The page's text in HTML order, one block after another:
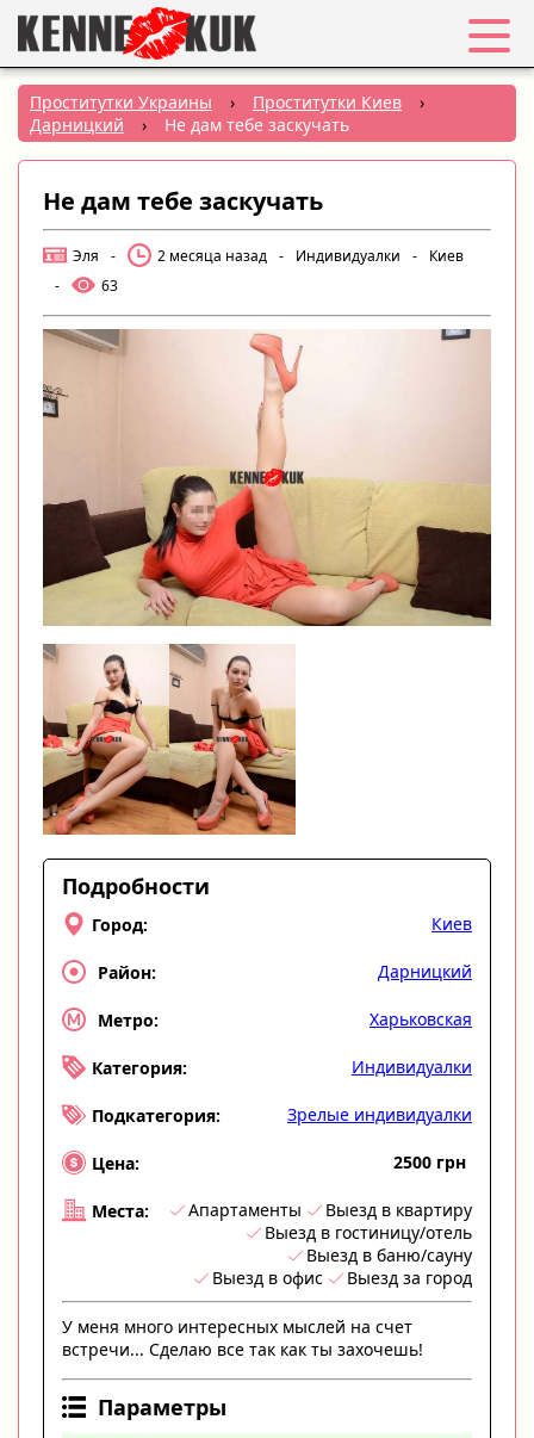
Избранное
Вход
Регистрация
Города:
РУС|
Создать объявление
Проститутки Украины › Проститутки Киев
›
Дарницкий
› Не дам тебе заскучать
Не дам тебе заскучать
Эля - 2 месяца назад - Индивидуалки -
Киев
-
63
Подробности
Город: Киев
Район: Дарницкий
Метро: Харьковская
Категория: Индивидуалки
Подкатегория: Зрелые индивидуалки
Цена: 2500 грн
Места: Апартаменты
Выезд в квартиру
Выезд в гостиницу/отель
Выезд в баню/сауну
Выезд в офис
Выезд за город
У меня много интересных мыслей на счет
встречи... Сделаю все так как ты захочешь!
Параметры